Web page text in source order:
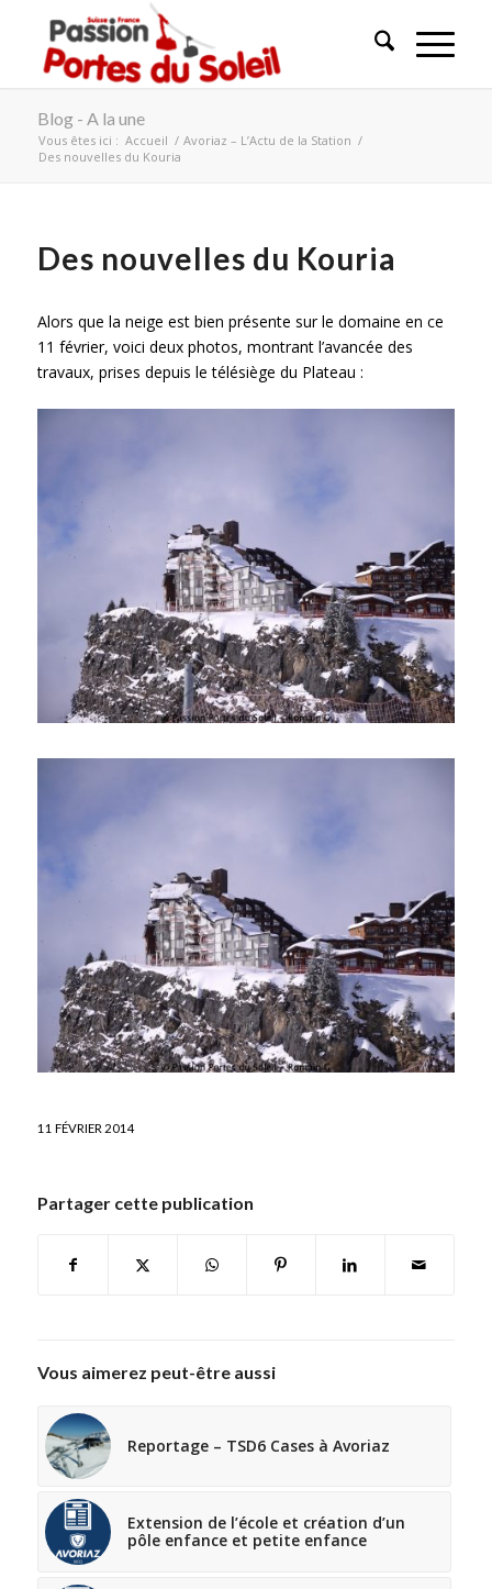
Blog - A la une
Vous êtes ici : Accueil / Avoriaz – L’Actu de la Station /
Des nouvelles du Kouria
Des nouvelles du Kouria
Alors que la neige est bien présente sur le domaine en ce
11 février, voici deux photos, montrant l’avancée des
travaux, prises depuis le télésiège du Plateau :
11 FÉVRIER 2014
Partager cette publication
Vous aimerez peut-être aussi
Reportage – TSD6 Cases à Avoriaz
Extension de l’école et création d’un
pôle enfance et petite enfance